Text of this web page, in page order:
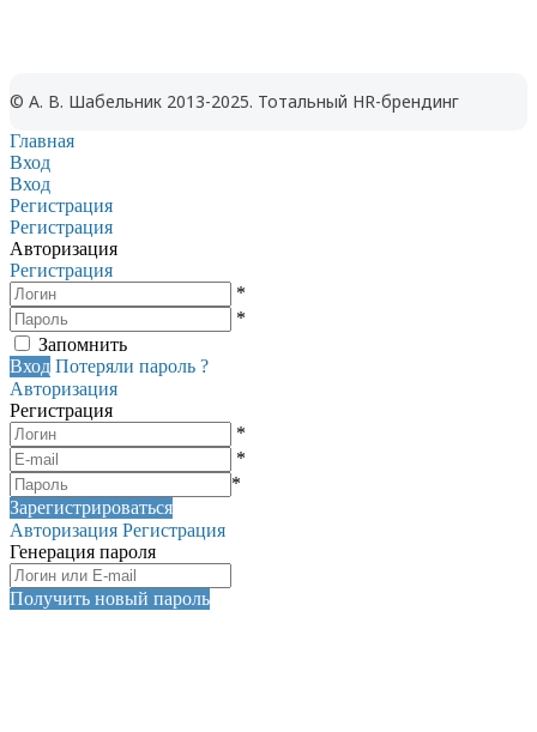
© А. В. Шабельник 2013-2025. Тотальный HR-брендинг
Главная
Вход
Вход
Регистрация
Регистрация
Авторизация
Регистрация
*
*
Запомнить
Вход Потеряли пароль ?
Авторизация
Регистрация
*
*
*
Зарегистрироваться
Авторизация Регистрация
Генерация пароля
Получить новый пароль